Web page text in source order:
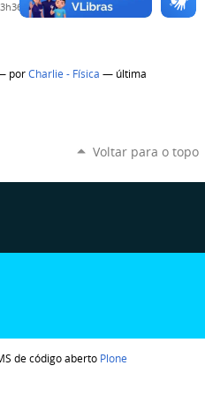
porCharlie - Física — última
Voltar para o topo
de código aberto Plone